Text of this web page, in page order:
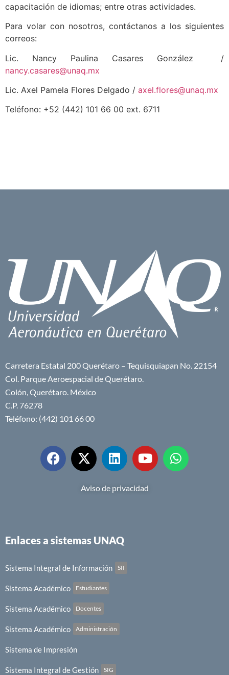
capacitación de idiomas; entre otras actividades.
Para volar con nosotros, contáctanos a los siguientes
correos:
Lic. Nancy Paulina Casares González /
nancy.casares@unaq.mx
Lic. Axel Pamela Flores Delgado / axel.flores@unaq.mx
Teléfono: +52 (442) 101 66 00 ext. 6711
Carretera Estatal 200 Querétaro – Tequisquiapan No. 22154
Col. Parque Aeroespacial de Querétaro.
Colón, Querétaro. México
C.P. 76278
Teléfono: (442) 101 66 00
Aviso de privacidad
Enlaces a sistemas UNAQ
Sistema Integral de Información SII
Sistema Académico Estudiantes
Sistema Académico Docentes
Sistema Académico Administración
Sistema de Impresión
Sistema Integral de Gestión SIG